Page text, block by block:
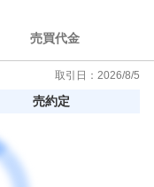
売買代金
取引日： 2026/8/5
売約定